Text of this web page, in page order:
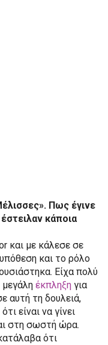
Πως έγινε
κάποια
και με κάλεσε σε
και το ρόλο
Είχα πολύ
έκπληξη για
αυτή τη δουλειά,
είναι να γίνει
στη σωστή ώρα.
ότι